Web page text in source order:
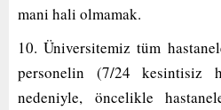
mani hali olmamak.
10. Üniversitemiz tüm
personelin (7/24 kesintisiz
nedeniyle, öncelikle